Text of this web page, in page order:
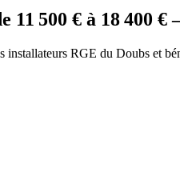
11 500 € à 18 400 €
RGE du Doubs et